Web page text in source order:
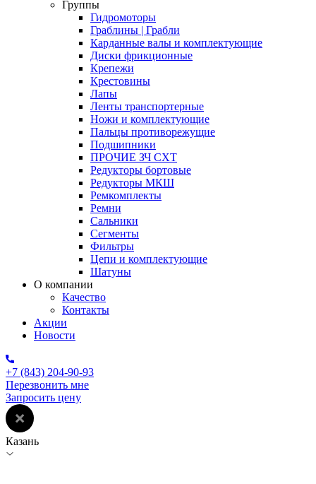
Группы
Гидромоторы
Граблины | Грабли
Карданные валы и комплектующие
Диски фрикционные
Крепежи
Крестовины
Лапы
Ленты транспортерные
Ножи и комплектующие
Пальцы противорежущие
Подшипники
ПРОЧИЕ ЗЧ СХТ
Редукторы бортовые
Редукторы МКШ
Ремкомплекты
Ремни
Сальники
Сегменты
Фильтры
Цепи и комплектующие
Шатуны
О компании
Качество
Контакты
Акции
Новости
+7 (843) 204-90-93
Перезвонить мне
Запросить цену
Казань